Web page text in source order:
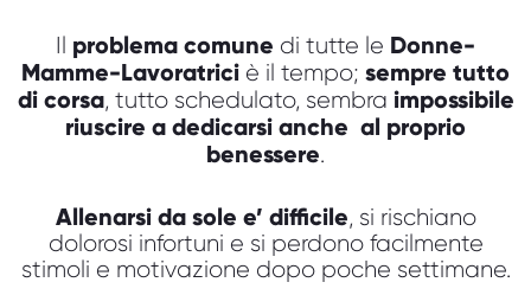
Il problema comune di tutte le Donne-
Mamme-Lavoratrici è il tempo; sempre tutto
di corsa, tutto schedulato, sembra impossibile
riuscire a dedicarsi anche al proprio
benessere.
Allenarsi da sole e’ difficile, si rischiano
dolorosi infortuni e si perdono facilmente
stimoli e motivazione dopo poche settimane.